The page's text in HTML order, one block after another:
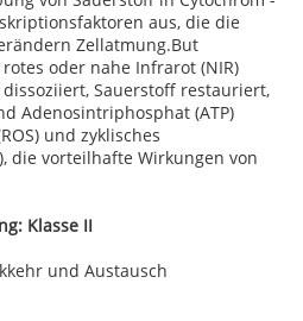
aus, die die
Zellatmung.But
oder nahe Infrarot (NIR)
Sauerstoff restauriert,
Adenosintriphosphat (ATP)
und zyklisches
die vorteilhafte Wirkungen von
Klasse II
und Austausch